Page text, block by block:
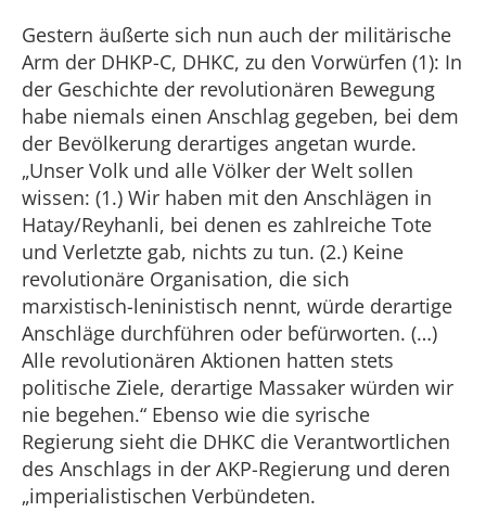
Gestern äußerte sich nun auch der militärische
Arm der DHKP-C, DHKC, zu den Vorwürfen (1): In
der Geschichte der revolutionären Bewegung
habe niemals einen Anschlag gegeben, bei dem
der Bevölkerung derartiges angetan wurde.
„Unser Volk und alle Völker der Welt sollen
wissen: (1.) Wir haben mit den Anschlägen in
Hatay/Reyhanli, bei denen es zahlreiche Tote
und Verletzte gab, nichts zu tun. (2.) Keine
revolutionäre Organisation, die sich
marxistisch-leninistisch nennt, würde derartige
Anschläge durchführen oder befürworten. (…)
Alle revolutionären Aktionen hatten stets
politische Ziele, derartige Massaker würden wir
nie begehen.“ Ebenso wie die syrische
Regierung sieht die DHKC die Verantwortlichen
des Anschlags in der AKP-Regierung und deren
„imperialistischen Verbündeten.